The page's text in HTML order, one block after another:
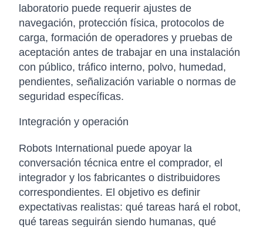
laboratorio puede requerir ajustes de
navegación, protección física, protocolos de
carga, formación de operadores y pruebas de
aceptación antes de trabajar en una instalación
con público, tráfico interno, polvo, humedad,
pendientes, señalización variable o normas de
seguridad específicas.
Integración y operación
Robots International puede apoyar la
conversación técnica entre el comprador, el
integrador y los fabricantes o distribuidores
correspondientes. El objetivo es definir
expectativas realistas: qué tareas hará el robot,
qué tareas seguirán siendo humanas, qué